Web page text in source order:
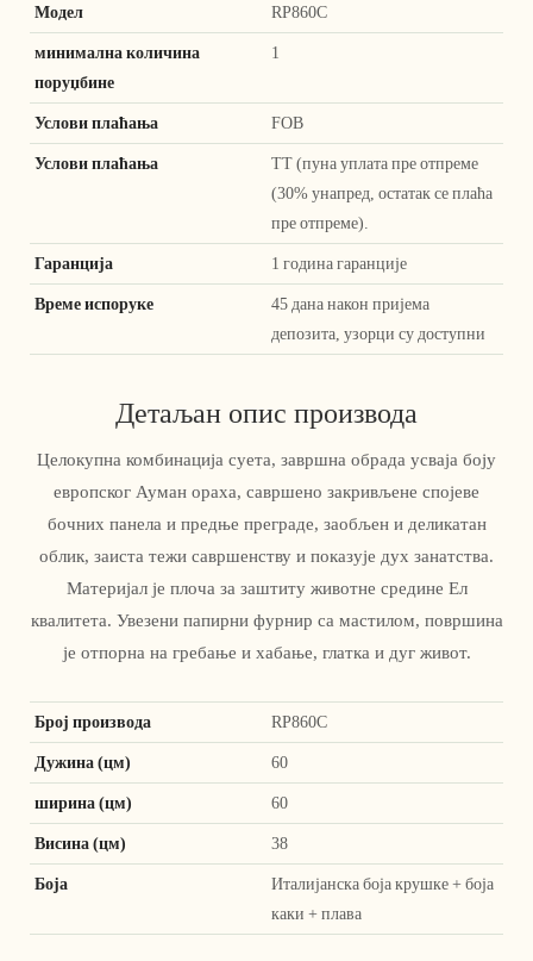
Модел RP860C
минимална количина
поруџбине
1
Услови плаћања FOB
Услови плаћања
ТТ (пуна уплата пре отпреме
(30% унапред, остатак се плаћа
пре отпреме).
Гаранција 1 година гаранције
Време испоруке
45 дана након пријема
депозита, узорци су доступни
Детаљан опис производа
Целокупна комбинација суета, завршна обрада усваја боју
европског Ауман ораха, савршено закривљене спојеве
бочних панела и предње преграде, заобљен и деликатан
облик, заиста тежи савршенству и показује дух занатства.
Материјал је плоча за заштиту животне средине Ел
квалитета. Увезени папирни фурнир са мастилом, површина
је отпорна на гребање и хабање, глатка и дуг живот.
Број производа RP860C
Дужина (цм) 60
ширина (цм) 60
Висина (цм) 38
Боја
Италијанска боја крушке + боја
каки + плава